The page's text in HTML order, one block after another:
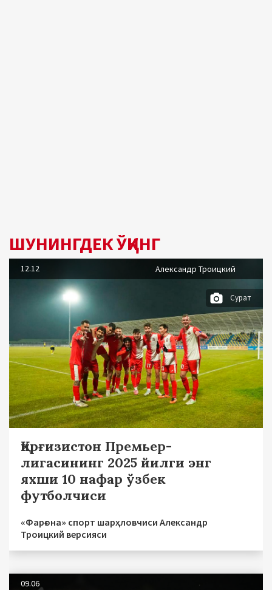
ШУНИНГДЕК ЎҚИНГ
12.12 Александр Троицкий
Сурат
Қирғизистон Премьер-
лигасининг 2025 йилги энг
яхши 10 нафар ўзбек
футболчиси
«Фарғона» спорт шарҳловчиси Александр
Троицкий версияси
09.06